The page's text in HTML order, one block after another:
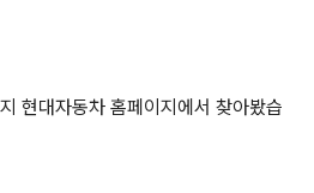
현대자동차 홈페이지에서 찾아봤습